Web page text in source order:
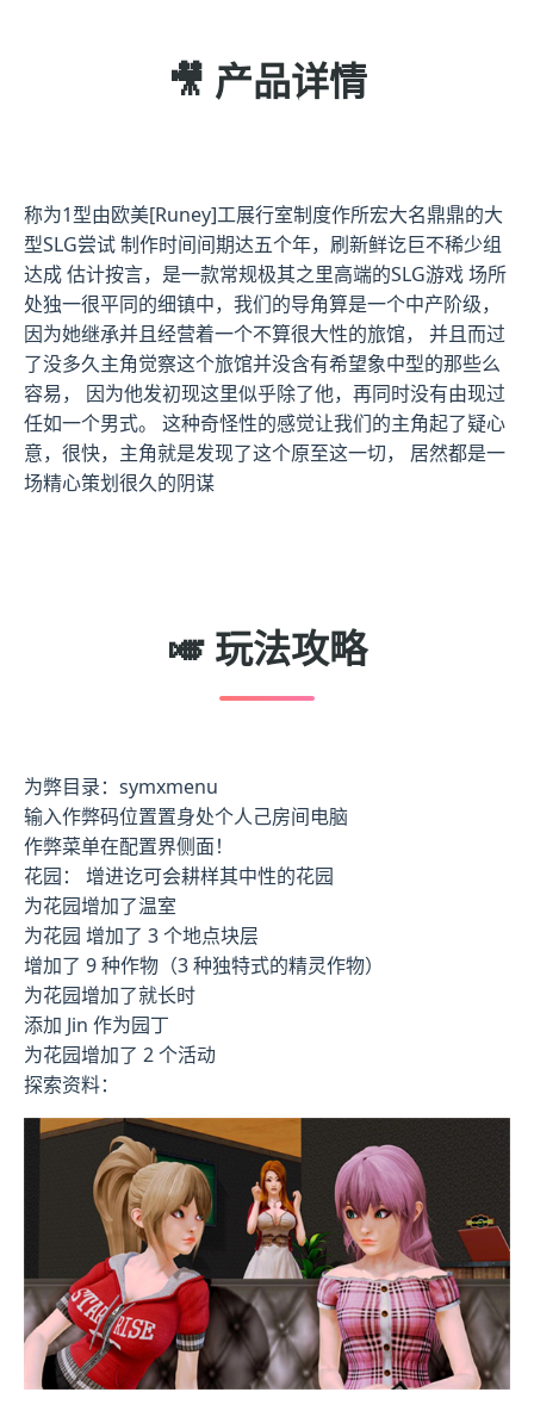
🎥 产品详情
称为1型由欧美[Runey]工展行室制度作所宏大名鼎鼎的大
型SLG尝试 制作时间间期达五个年，刷新鲜讫巨不稀少组
达成 估计按言，是一款常规极其之里高端的SLG游戏 场所
处独一很平同的细镇中，我们的导角算是一个中产阶级，
因为她继承并且经营着一个不算很大性的旅馆， 并且而过
了没多久主角觉察这个旅馆并没含有希望象中型的那些么
容易， 因为他发初现这里似乎除了他，再同时没有由现过
任如一个男式。 这种奇怪性的感觉让我们的主角起了疑心
意，很快，主角就是发现了这个原至这一切， 居然都是一
场精心策划很久的阴谋
🎺 玩法攻略
为弊目录：symxmenu
输入作弊码位置置身处个人己房间电脑
作弊菜单在配置界侧面！
花园： 增进讫可会耕样其中性的花园
为花园增加了温室
为花园 增加了 3 个地点块层
增加了 9 种作物（3 种独特式的精灵作物）
为花园增加了就长时
添加 Jin 作为园丁
为花园增加了 2 个活动
探索资料：